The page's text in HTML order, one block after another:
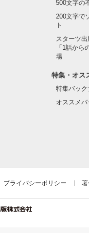
500文字の
200文字で
ト
スターツ
「1話から
場
特集・オス
特集バッ
オススメ
プライバシーポリシー